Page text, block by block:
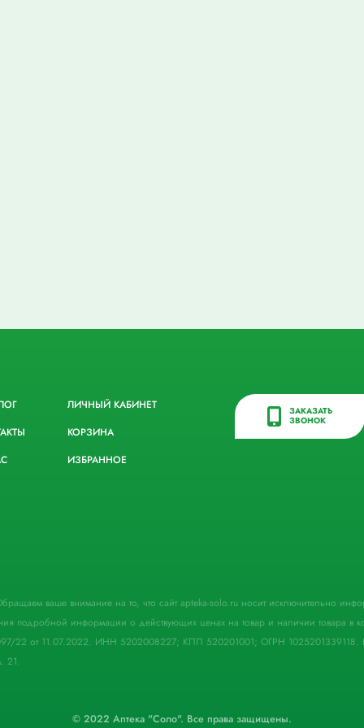
ЛИЧНЫЙ КАБИНЕТ
КОРЗИНА
ИЗБРАННОЕ
ЗАКАЗАТЬ
ЗВОНОК
ваше внимание на то, что сайт apteka-solo.ru носит исключительно
информации о действующих ценах на товар и наличии товара в
22 от 11.07.2022. ИНН 5202008227; КПП 520201001; ОГРН 1025201339118.
21.
© 2022 Аптека "Соло". Все права защищены.